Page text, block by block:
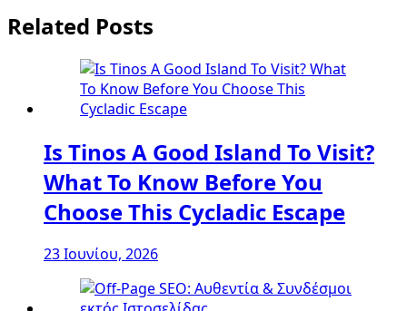
Related Posts
Is Tinos A Good Island To Visit?
What To Know Before You
Choose This Cycladic Escape
23 Ιουνίου, 2026